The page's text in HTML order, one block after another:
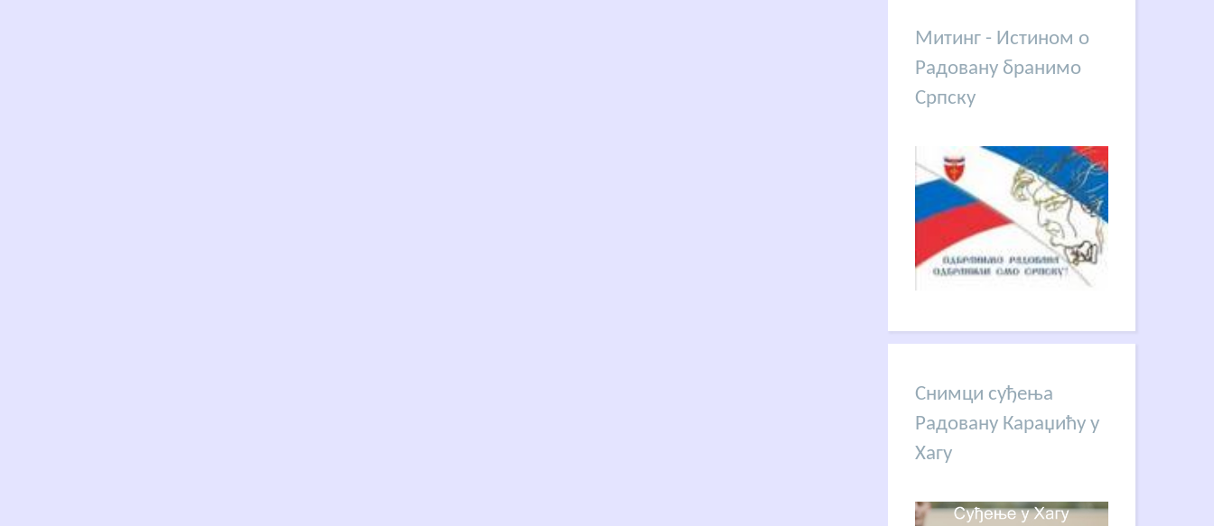
Митинг - Истином о
Радовану бранимо
Српску
Снимци суђења
Радовану Караџићу у
Хагу